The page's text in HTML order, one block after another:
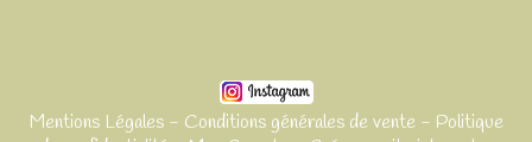
Mentions Légales Conditions générales de vente
Politique